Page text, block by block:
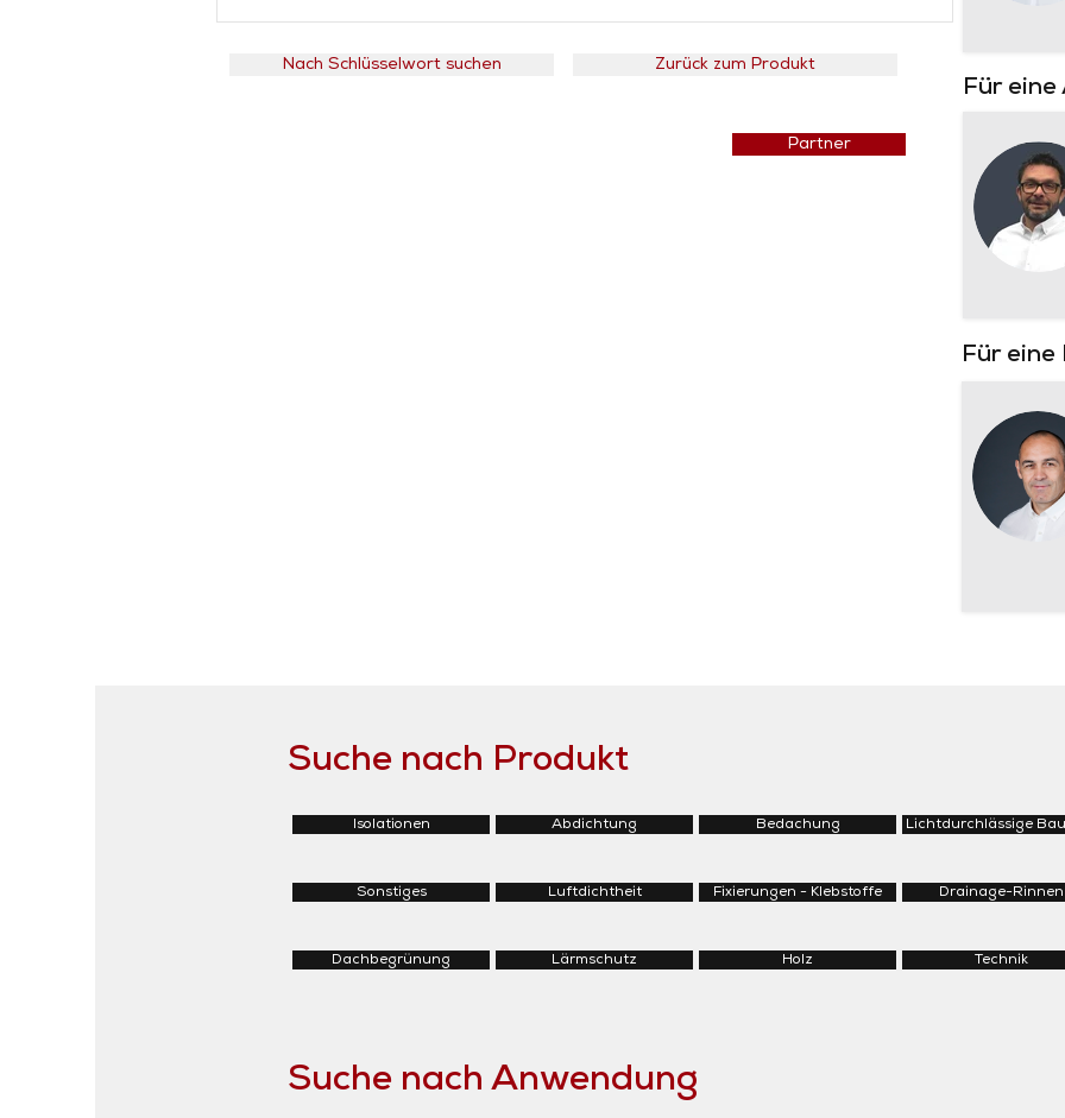
Nach Schlüsselwort suchen Zurück zum Produkt
Partner
Für
Für eine
Suche nach Produkt
Isolationen
Sonstiges
Dachbegrünung
Abdichtung
Luftdichtheit
Lärmschutz
Bedachung
Fixierungen - Klebstoffe
Holz
Lichtdurchlässige
Drainage-Rinnen
Technik
Suche nach Anwendung